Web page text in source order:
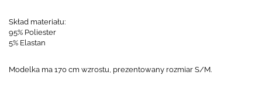
Skład materiału:
95% Poliester
5% Elastan
Modelka ma 170 cm wzrostu, prezentowany rozmiar S/M.